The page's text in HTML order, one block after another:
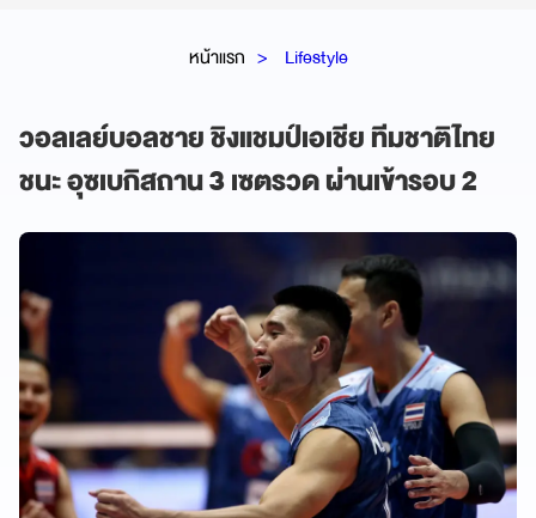
หน้าแรก Lifestyle
วอลเลย์บอลชาย ชิงแชมป์เอเชีย ทีมชาติไทย
ชนะ อุซเบกิสถาน 3 เซตรวด ผ่านเข้ารอบ 2